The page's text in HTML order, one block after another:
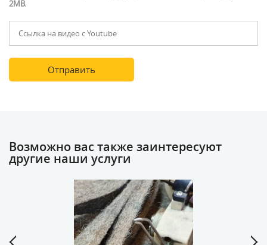
2MB.
Возможно вас также заинтересуют
другие наши услуги